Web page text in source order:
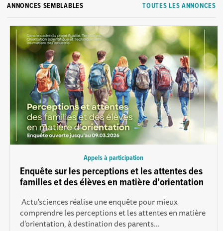
TOUTES LES ANNONCES
ANNONCES SEMBLABLES
Appels à participation
Enquête sur les perceptions et les attentes des
familles et des élèves en matière d’orientation
Actu'sciences réalise une enquête pour mieux
compr endre les perceptions et les attentes en matière
d'orientation, à destination des parents...